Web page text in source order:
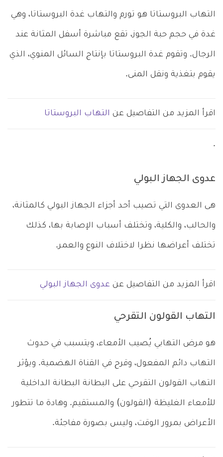
التهاب البروستاتا هو تورم والتهاب غدة البروستاتا، وهي
غدة في حجم حبة الجوز، تقع مباشرة أسفل المثانة عند
الرجال. وتقوم غدة البروستاتا بإنتاج السائل المنوي، الذي
يقوم بتغذية ونقل المنى.
اقرأ المزيد من التفاصيل عن التهاب البروستاتا
.
عدوى الجهاز البولي
هى العدوى التي تصيب أحد أجزاء الجهاز البولي كالمثانة،
والحالب، والكلية، وتختلف أسباب الإصابة بها، كذلك
تختلف أعراضها نظرا لاختلاف النوع والعمر.
اقرأ المزيد من التفاصيل عن عدوى الجهاز البولي
التهاب القولون التقرحي
هو مرض التهابي يُصيب الأمعاء، ويتسبب في حدوث
التهاب دائم المفعول، وقرح في القناة الهضمية. ويؤثر
التهاب القولون التقرحي على البطانة البطانة الداخلية
للأمعاء الغليظة (القولون) والمستقيم. وهادة ما تتطور
الأعراض بمرور الوقت، وليس بصورة مفاجئة.